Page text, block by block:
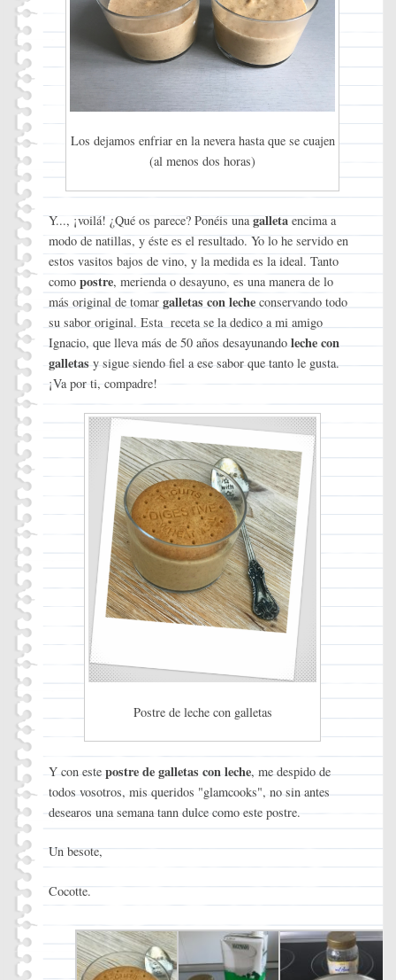
Los dejamos enfriar en la nevera hasta que se cuajen
(al menos dos horas)
Y..., ¡voilá! ¿Qué os parece? Ponéis unagalletaencima a
modo de natillas, y éste es el resultado. Yo lo he servido en
estos vasitos bajos de vino, y la medida es la ideal. Tanto
como postre, merienda o desayuno, es una manera de lo
más original de tomargalletas con leche conservando todo
su sabor original. Esta receta se la dedico a mi amigo
Ignacio, que lleva más de 50 años desayunandoleche con
galletasy sigue siendo fiel a ese sabor que tanto le gusta.
¡Va por ti, compadre!
Postre de leche con galletas
Y con este postre de galletas con leche, me despido de
todos vosotros, mis queridos "glamcooks", no sin antes
desearos una semana tann dulce como este postre.
Un besote,
Cocotte.